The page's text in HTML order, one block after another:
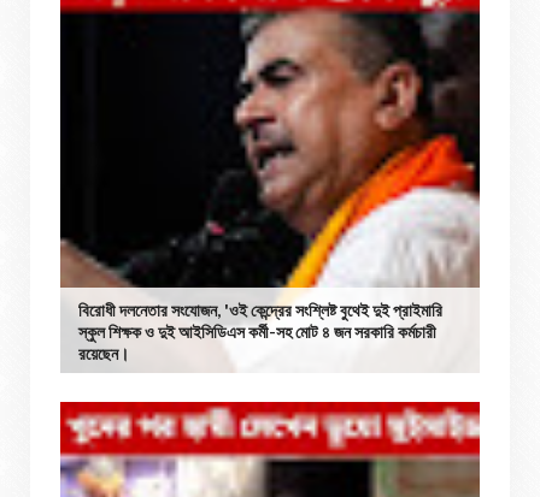
বিরোধী দলনেতার সংযোজন, 'ওই কেন্দ্রের সংশ্লিষ্ট বুথেই দুই প্রাইমারি
স্কুল শিক্ষক ও দুই আইসিডিএস কর্মী-সহ মোট ৪ জন সরকারি কর্মচারী
রয়েছেন।